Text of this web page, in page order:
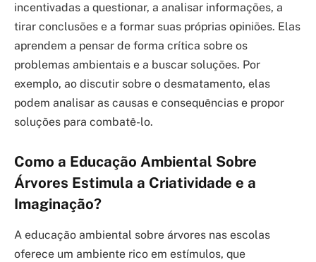
incentivadas a questionar, a analisar informações, a
tirar conclusões e a formar suas próprias opiniões. Elas
aprendem a pensar de forma crítica sobre os
problemas ambientais e a buscar soluções. Por
exemplo, ao discutir sobre o desmatamento, elas
podem analisar as causas e consequências e propor
soluções para combatê-lo.
Como a Educação Ambiental Sobre
Árvores Estimula a Criatividade e a
Imaginação?
A educação ambiental sobre árvores nas escolas
oferece um ambiente rico em estímulos, que